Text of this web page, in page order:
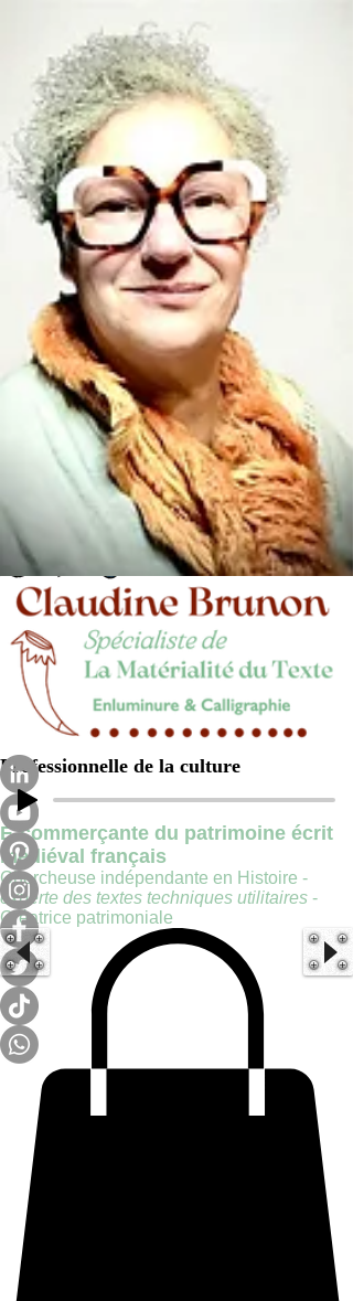
Professionnelle de la culture
E-commerçante du patrimoine écrit
médiéval français
Chercheuse indépendante en Histoire -
experte des textes techniques utilitaires -
Créatrice patrimoniale